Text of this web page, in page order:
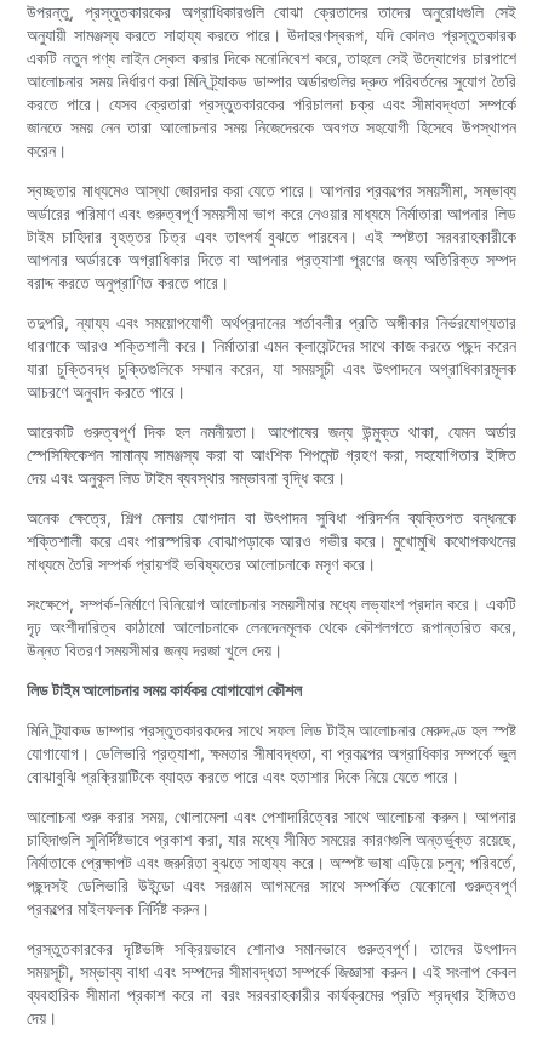
উপরন্তু, প্রস্তুতকারকের অগ্রাধিকারগুলি বোঝা ক্রেতাদের তাদের অনুরোধগুলি সেই
অনুযায়ী সামঞ্জস্য করতে সাহায্য করতে পারে। উদাহরণস্বরূপ, যদি কোনও প্রস্তুতকারক
একটি নতুন পণ্য লাইন স্কেল করার দিকে মনোনিবেশ করে, তাহলে সেই উদ্যোগের চারপাশে
আলোচনার সময় নির্ধারণ করা মিনি ট্র্যাকড ডাম্পার অর্ডারগুলির দ্রুত পরিবর্তনের সুযোগ তৈরি
করতে পারে। যেসব ক্রেতারা প্রস্তুতকারকের পরিচালনা চক্র এবং সীমাবদ্ধতা সম্পর্কে
জানতে সময় নেন তারা আলোচনার সময় নিজেদেরকে অবগত সহযোগী হিসেবে উপস্থাপন
করেন।
স্বচ্ছতার মাধ্যমেও আস্থা জোরদার করা যেতে পারে। আপনার প্রকল্পের সময়সীমা, সম্ভাব্য
অর্ডারের পরিমাণ এবং গুরুত্বপূর্ণ সময়সীমা ভাগ করে নেওয়ার মাধ্যমে নির্মাতারা আপনার লিড
টাইম চাহিদার বৃহত্তর চিত্র এবং তাৎপর্য বুঝতে পারবেন। এই স্পষ্টতা সরবরাহকারীকে
আপনার অর্ডারকে অগ্রাধিকার দিতে বা আপনার প্রত্যাশা পূরণের জন্য অতিরিক্ত সম্পদ
বরাদ্দ করতে অনুপ্রাণিত করতে পারে।
তদুপরি, ন্যায্য এবং সময়োপযোগী অর্থপ্রদানের শর্তাবলীর প্রতি অঙ্গীকার নির্ভরযোগ্যতার
ধারণাকে আরও শক্তিশালী করে। নির্মাতারা এমন ক্লায়েন্টদের সাথে কাজ করতে পছন্দ করেন
যারা চুক্তিবদ্ধ চুক্তিগুলিকে সম্মান করেন, যা সময়সূচী এবং উৎপাদনে অগ্রাধিকারমূলক
আচরণে অনুবাদ করতে পারে।
আরেকটি গুরুত্বপূর্ণ দিক হল নমনীয়তা। আপোষের জন্য উন্মুক্ত থাকা, যেমন অর্ডার
স্পেসিফিকেশন সামান্য সামঞ্জস্য করা বা আংশিক শিপমেন্ট গ্রহণ করা, সহযোগিতার ইঙ্গিত
দেয় এবং অনুকূল লিড টাইম ব্যবস্থার সম্ভাবনা বৃদ্ধি করে।
অনেক ক্ষেত্রে, শিল্প মেলায় যোগদান বা উৎপাদন সুবিধা পরিদর্শন ব্যক্তিগত বন্ধনকে
শক্তিশালী করে এবং পারস্পরিক বোঝাপড়াকে আরও গভীর করে। মুখোমুখি কথোপকথনের
মাধ্যমে তৈরি সম্পর্ক প্রায়শই ভবিষ্যতের আলোচনাকে মসৃণ করে।
সংক্ষেপে, সম্পর্ক-নির্মাণে বিনিয়োগ আলোচনার সময়সীমার মধ্যে লভ্যাংশ প্রদান করে। একটি
দৃঢ় অংশীদারিত্ব কাঠামো আলোচনাকে লেনদেনমূলক থেকে কৌশলগতে রূপান্তরিত করে,
উন্নত বিতরণ সময়সীমার জন্য দরজা খুলে দেয়।
লিড টাইম আলোচনার সময় কার্যকর যোগাযোগ কৌশল
মিনি ট্র্যাকড ডাম্পার প্রস্তুতকারকদের সাথে সফল লিড টাইম আলোচনার মেরুদণ্ড হল স্পষ্ট
যোগাযোগ। ডেলিভারি প্রত্যাশা, ক্ষমতার সীমাবদ্ধতা, বা প্রকল্পের অগ্রাধিকার সম্পর্কে ভুল
বোঝাবুঝি প্রক্রিয়াটিকে ব্যাহত করতে পারে এবং হতাশার দিকে নিয়ে যেতে পারে।
আলোচনা শুরু করার সময়, খোলামেলা এবং পেশাদারিত্বের সাথে আলোচনা করুন। আপনার
চাহিদাগুলি সুনির্দিষ্টভাবে প্রকাশ করা, যার মধ্যে সীমিত সময়ের কারণগুলি অন্তর্ভুক্ত রয়েছে,
নির্মাতাকে প্রেক্ষাপট এবং জরুরিতা বুঝতে সাহায্য করে। অস্পষ্ট ভাষা এড়িয়ে চলুন; পরিবর্তে,
পছন্দসই ডেলিভারি উইন্ডো এবং সরঞ্জাম আগমনের সাথে সম্পর্কিত যেকোনো গুরুত্বপূর্ণ
প্রকল্পের মাইলফলক নির্দিষ্ট করুন।
প্রস্তুতকারকের দৃষ্টিভঙ্গি সক্রিয়ভাবে শোনাও সমানভাবে গুরুত্বপূর্ণ। তাদের উৎপাদন
সময়সূচী, সম্ভাব্য বাধা এবং সম্পদের সীমাবদ্ধতা সম্পর্কে জিজ্ঞাসা করুন। এই সংলাপ কেবল
ব্যবহারিক সীমানা প্রকাশ করে না বরং সরবরাহকারীর কার্যক্রমের প্রতি শ্রদ্ধার ইঙ্গিতও
দেয়।